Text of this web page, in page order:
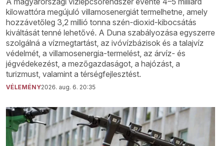
kilowattóra megújuló villamosenergiát termelhetne, amely
hozzávetőleg 3,2 millió tonna szén-dioxid-kibocsátás
kiváltását tenné lehetővé. A Duna szabályozása egyszerre
szolgálná a vízmegtartást, az ivóvízbázisok és a talajvíz
védelmét, a villamosenergia-termelést, az árvíz- és
jégvédekezést, a mezőgazdaságot, a hajózást, a
turizmust, valamint a térségfejlesztést.
VÉLEMÉNY2026. aug. 6. 20:35